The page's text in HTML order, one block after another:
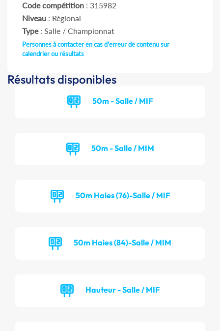
Code compétition : 315982
Niveau : Régional
Type: Salle / Championnat
Personnes à contacter en cas d'erreur de contenu sur
calendrier ou résultats
Résultats disponibles
50m - Salle / MIF
50m - Salle / MIM
50m Haies (76)-Salle / MIF
50m Haies (84)-Salle / MIM
Hauteur - Salle / MIF